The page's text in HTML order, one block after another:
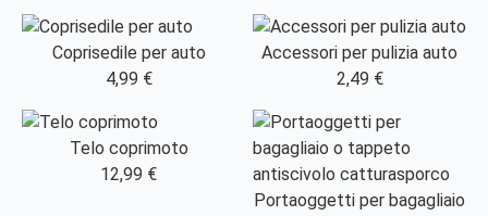
Coprisedile per auto
4,99 €
Accessori per pulizia auto
2,49 €
Telo coprimoto
12,99 €
Portaoggetti per bagagliaio